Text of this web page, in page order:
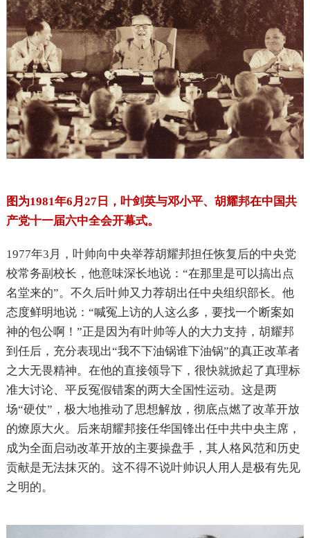
图为1981年6月27日，叶剑英与邓小平、胡耀邦在中国共
产党十一届六中全会开幕式。
1977年3月，叶帅向中央举荐胡耀邦担任恢复后的中央党
校常务副校长，他意味深长地说：“在那里是可以搞出点
名堂来的”。不久后叶帅又力荐胡出任中央组织部长。他
态度鲜明地说：“喊冤上访的人这么多，要找一个断案如
神的包公啊！”正是因为有叶帅等人的大力支持，胡耀邦
到任后，充分表现出“我不下油锅谁下油锅”的真正改革者
之大无畏精神。在他的直接领导下，很快就掀起了真理标
准大讨论、平反冤假错案的两大全国性运动。这是两
场“硬仗”，极大地推动了思想解放，彻底点燃了改革开放
的燎原大火。后来胡耀邦接任华国锋出任中共中央主席，
成为全面启动改革开放的主要操盘手，其人格风范和历史
贡献是无法抹灭的。这不得不说叶帅识人用人是极有先见
之明的。